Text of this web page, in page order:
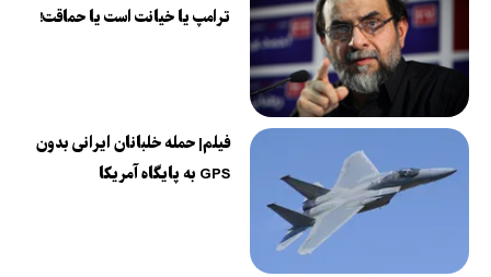
ترامپ یا خیانت است یا حماقت!
فیلم| حمله خلبانان ایرانی بدون
GPS به پایگاه آمریکا